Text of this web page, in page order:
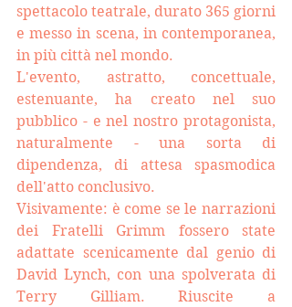
spettacolo teatrale, durato 365 giorni
e messo in scena, in contemporanea,
in più città nel mondo.
L'evento, astratto, concettuale,
estenuante, ha creato nel suo
pubblico - e nel nostro protagonista,
naturalmente - una sorta di
dipendenza, di attesa spasmodica
dell'atto conclusivo.
Visivamente: è come se le narrazioni
dei Fratelli Grimm fossero state
adattate scenicamente dal genio di
David Lynch, con una spolverata di
Terry Gilliam. Riuscite a